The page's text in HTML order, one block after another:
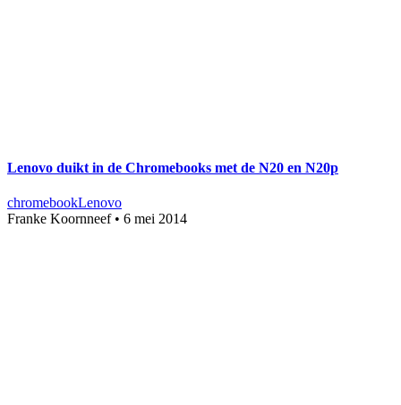
Lenovo duikt in de Chromebooks met de N20 en N20p
chromebookLenovo
Franke Koornneef• 6 mei 2014